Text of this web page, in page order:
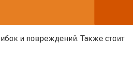
и повреждений. Также стоит